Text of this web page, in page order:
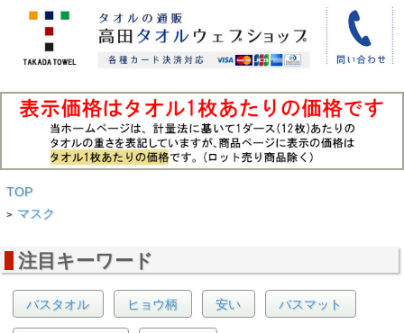
TOP
> マスク
注目キーワード
バスタオル ヒョウ柄 安い バスマット